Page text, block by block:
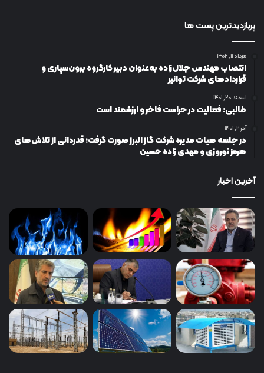
پربازدیدترین پست ها
مرداد ۱۱, ۱۴۰۲
انتصاب مهندس جلال‌زاده به‌عنوان دبیر كارگروه برون‌سپاری و
قراردادهای شركت توانیر
اسفند ۲۰, ۱۴۰۱
طالبی: فعالیت در حراست فاخر و ارزشمند است
آذر ۲, ۱۴۰۱
در جلسه هیات مدیره شرکت گاز البرز صورت گرفت؛ قدردانی از تلاش‌های
هرمز نوروزی و مهدی زاده حسین
آخرین اخبار